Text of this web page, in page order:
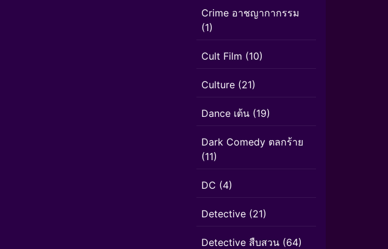
Crime อาชญากากรรม
(1)
Cult Film (10)
Culture (21)
Dance เต้น (19)
Dark Comedy ตลกร้าย
(11)
DC (4)
Detective (21)
Detective สืบสวน (64)